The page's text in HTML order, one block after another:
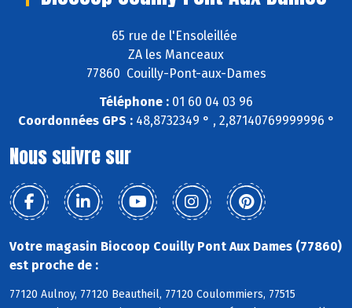
65 rue de l'Ensoleillée
ZA les Manceaux
77860 Couilly-Pont-aux-Dames
Téléphone : 01 60 04 03 96
Coordonnées GPS :48,8732349 ° , 2,87140769999996 °
Nous suivre sur
Votre magasin Biocoop Couilly Pont Aux Dames (77860)
est proche de :
77120 Aulnoy, 77120 Beautheil, 77120 Coulommiers, 77515